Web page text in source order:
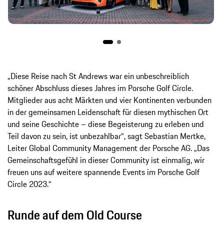
„Diese Reise nach St Andrews war ein unbeschreiblich
schöner Abschluss dieses Jahres im Porsche Golf Circle.
Mitglieder aus acht Märkten und vier Kontinenten verbunden
in der gemeinsamen Leidenschaft für diesen mythischen Ort
und seine Geschichte – diese Begeisterung zu erleben und
Teil davon zu sein, ist unbezahlbar“, sagt Sebastian Mertke,
Leiter Global Community Management der Porsche AG. „Das
Gemeinschaftsgefühl in dieser Community ist einmalig, wir
freuen uns auf weitere spannende Events im Porsche Golf
Circle 2023.“
Runde auf dem Old Course